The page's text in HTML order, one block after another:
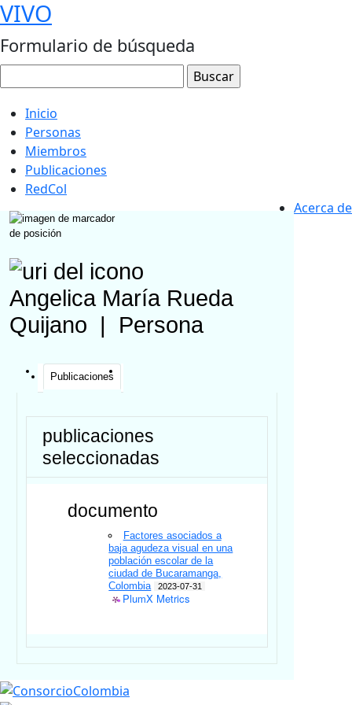
VIVO
Formulario de búsqueda
Inicio
Personas
Miembros
Publicaciones
RedCol
Acerca de
Angelica María Rueda
Quijano
Persona
Publicaciones
publicaciones
seleccionadas
documento
Factores asociados a
baja agudeza visual en una
población escolar de la
ciudad de Bucaramanga,
Colombia
2023-07-31
PlumX Metrics